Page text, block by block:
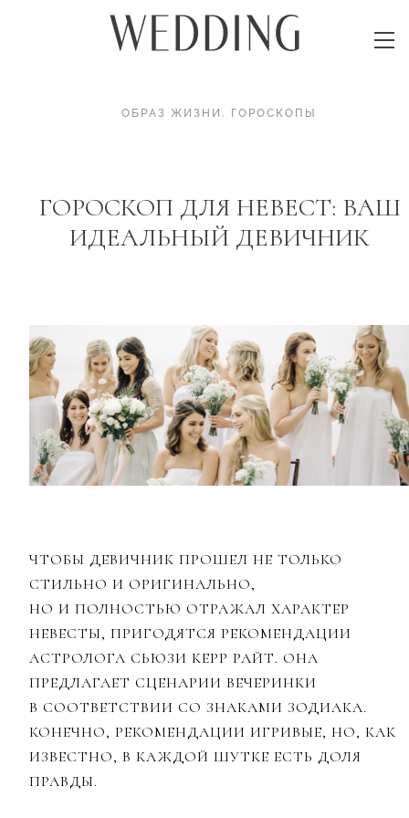
ОБРАЗ ЖИЗНИ . ГОРОСКОПЫ
ГОРОСКОП ДЛЯ НЕВЕСТ: ВАШ
ИДЕАЛЬНЫЙ ДЕВИЧНИК
ЧТОБЫ ДЕВИЧНИК ПРОШЕЛ НЕ ТОЛЬКО
СТИЛЬНО И ОРИГИНАЛЬНО,
НО И ПОЛНОСТЬЮ ОТРАЖАЛ ХАРАКТЕР
НЕВЕСТЫ, ПРИГОДЯТСЯ РЕКОМЕНДАЦИИ
АСТРОЛОГА СЬЮЗИ КЕРР РАЙТ. ОНА
ПРЕДЛАГАЕТ СЦЕНАРИИ ВЕЧЕРИНКИ
В СООТВЕТСТВИИ СО ЗНАКАМИ ЗОДИАКА.
КОНЕЧНО, РЕКОМЕНДАЦИИ ИГРИВЫЕ, НО, КАК
ИЗВЕСТНО, В КАЖДОЙ ШУТКЕ ЕСТЬ ДОЛЯ
ПРАВДЫ.